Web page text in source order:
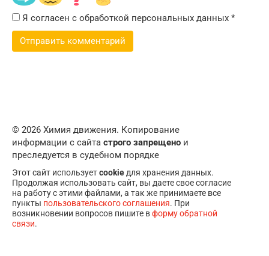
Я согласен с обработкой персональных данных *
© 2026 Химия движения. Копирование
информации с сайта строго запрещено и
преследуется в судебном порядке
Этот сайт используетcookie для хранения данных.
Продолжая использовать сайт, вы даете свое согласие
на работу с этими файлами, а так же принимаете все
пункты пользовательского соглашения. При
возникновении вопросов пишите вформу обратной
связи.